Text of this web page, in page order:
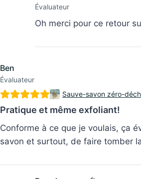
Oh merci pour ce retour
Évaluateur
Pratique et même exfoliant!
Conforme à ce que je voulais, ça
savon et surtout, de faire tomber
Brendan